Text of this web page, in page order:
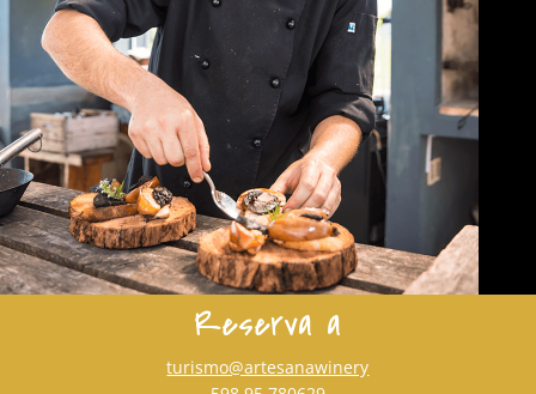
Reserva a
turismo@artesanawinery